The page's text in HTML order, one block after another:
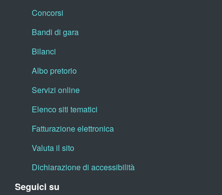
Concorsi
Bandi di gara
Bilanci
Albo pretorio
Servizi online
Elenco siti tematici
Fatturazione elettronica
Valuta il sito
Dichiarazione di accessibilità
Seguici su